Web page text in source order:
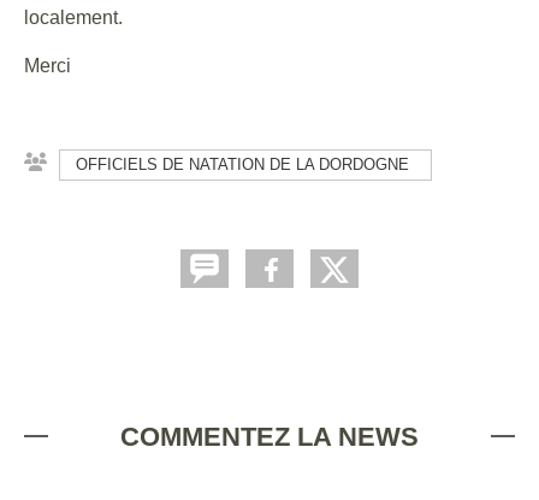
localement.
Merci
OFFICIELS DE NATATION DE LA DORDOGNE
COMMENTEZ LA NEWS